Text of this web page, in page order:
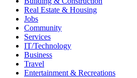
Real Estate & Housing
Jobs
Community
Services
IT/Technology
Business
Travel
Entertainment & Recreations